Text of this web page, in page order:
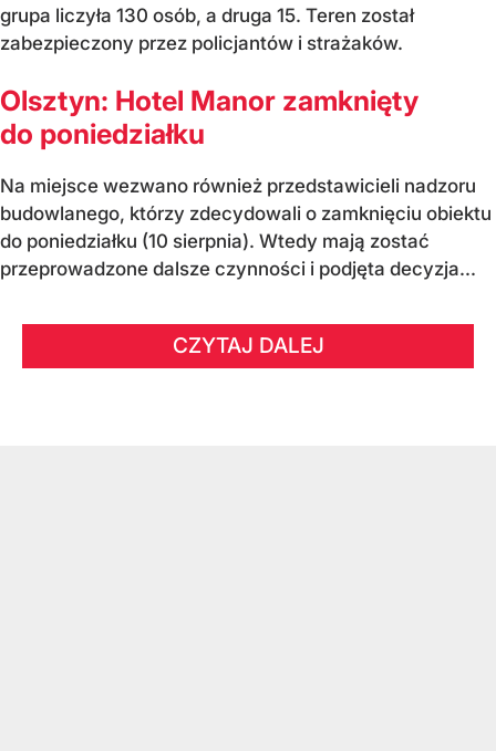
grupa liczyła 130 osób, a druga 15. Teren został
zabezpieczony przez policjantów i strażaków.
Olsztyn: Hotel Manor zamknięty
do poniedziałku
Na miejsce wezwano również przedstawicieli nadzoru
budowlanego, którzy zdecydowali o zamknięciu obiektu
do poniedziałku (10 sierpnia). Wtedy mają zostać
przeprowadzone dalsze czynności i podjęta decyzja...
CZYTAJ DALEJ